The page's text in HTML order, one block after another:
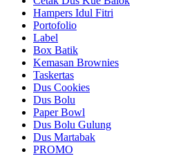
Hampers Idul Fitri
Portofolio
Label
Box Batik
Kemasan Brownies
Taskertas
Dus Cookies
Dus Bolu
Paper Bowl
Dus Bolu Gulung
Dus Martabak
PROMO